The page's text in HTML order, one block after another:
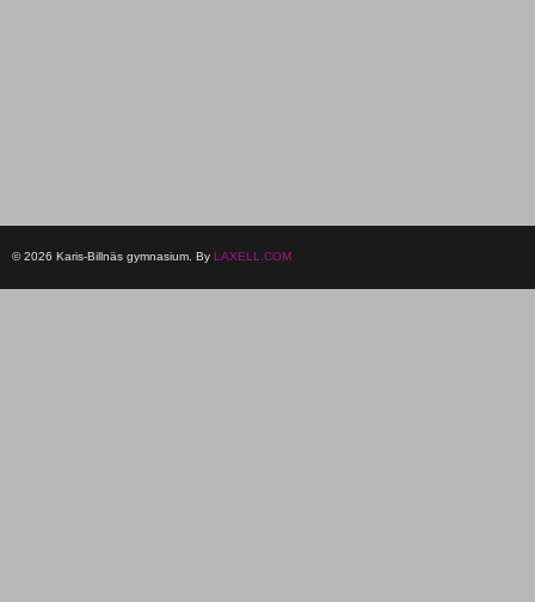
© 2026 Karis-Billnäs gymnasium. By LAXELL.COM